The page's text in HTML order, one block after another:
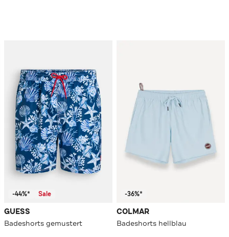
-44%* Sale
GUESS
Badeshorts gemustert
-36%*
COLMAR
Badeshorts hellblau